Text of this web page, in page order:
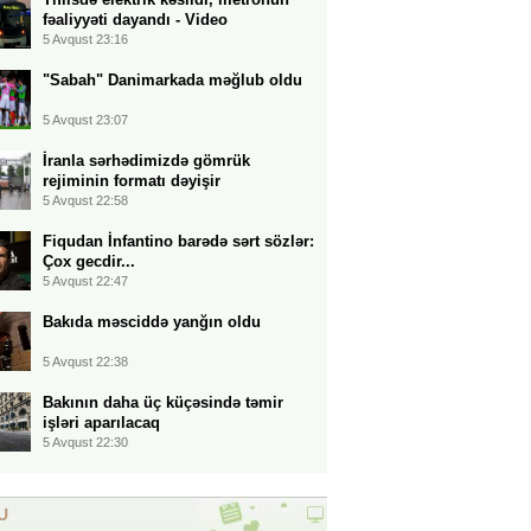
fəaliyyəti dayandı - Video
5 Avqust 23:16
"Sabah" Danimarkada məğlub oldu
5 Avqust 23:07
İranla sərhədimizdə gömrük
rejiminin formatı dəyişir
5 Avqust 22:58
Fiqudan İnfantino barədə sərt sözlər:
Çox gecdir...
5 Avqust 22:47
Bakıda məsciddə yanğın oldu
5 Avqust 22:38
Bakının daha üç küçəsində təmir
işləri aparılacaq
5 Avqust 22:30